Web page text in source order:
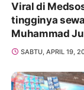
Viral di
tingginya
Muhammad
Promosikan
SABTU, APRIL 19,